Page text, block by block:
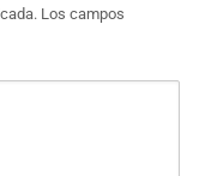
Los campos